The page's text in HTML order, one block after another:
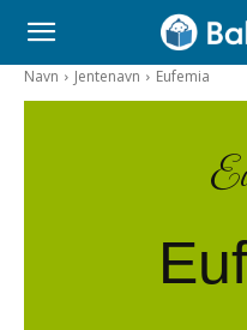
Navn Jentenavn Eufemia